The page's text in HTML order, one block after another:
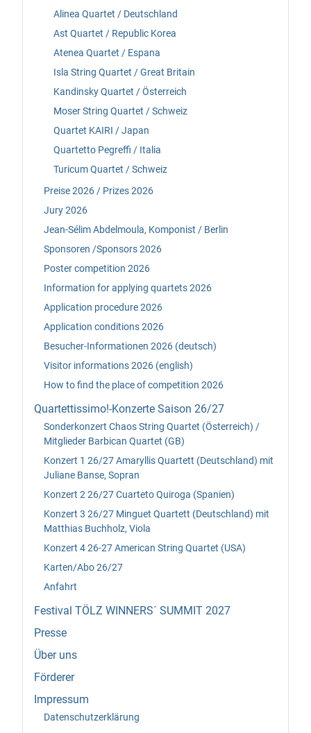
Alinea Quartet / Deutschland
Ast Quartet / Republic Korea
Atenea Quartet / Espana
Isla String Quartet / Great Britain
Kandinsky Quartet / Österreich
Moser String Quartet / Schweiz
Quartet KAIRI / Japan
Quartetto Pegreffi / Italia
Turicum Quartet / Schweiz
Preise 2026 / Prizes 2026
Jury 2026
Jean-Sélim Abdelmoula, Komponist / Berlin
Sponsoren /Sponsors 2026
Poster competition 2026
Information for applying quartets 2026
Application procedure 2026
Application conditions 2026
Besucher-Informationen 2026 (deutsch)
Visitor informations 2026 (english)
How to find the place of competition 2026
Quartettissimo!-Konzerte Saison 26/27
Sonderkonzert Chaos String Quartet (Österreich) /
Mitglieder Barbican Quartet (GB)
Konzert 1 26/27 Amaryllis Quartett (Deutschland) mit
Juliane Banse, Sopran
Konzert 2 26/27 Cuarteto Quiroga (Spanien)
Konzert 3 26/27 Minguet Quartett (Deutschland) mit
Matthias Buchholz, Viola
Konzert 4 26-27 American String Quartet (USA)
Karten/Abo 26/27
Anfahrt
Festival TÖLZ WINNERS´ SUMMIT 2027
Presse
Über uns
Förderer
Impressum
Datenschutzerklärung